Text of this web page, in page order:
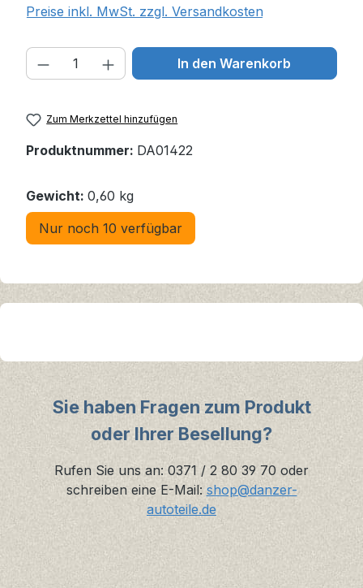
Preise inkl. MwSt. zzgl. Versandkosten
Produkt Anzahl: Gib den
In den Warenkorb
Zum Merkzettel hinzufügen
Produktnummer: DA01422
Gewicht: 0,60 kg
Nur noch 10 verfügbar
Sie haben Fragen zum Produkt
oder Ihrer Besellung?
Rufen Sie uns an: 0371 / 2 80 39 70 oder
schreiben eine E-Mail: shop@danzer-
autoteile.de